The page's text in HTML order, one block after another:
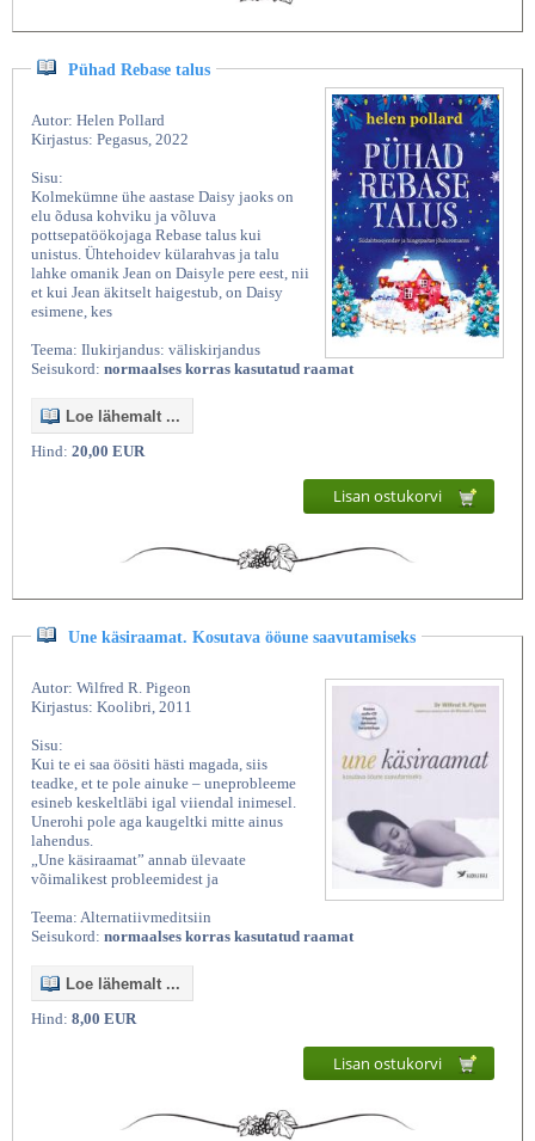
Pühad Rebase talus
Autor: Helen Pollard
Kirjastus: Pegasus, 2022
Sisu:
Kolmekümne ühe aastase Daisy jaoks on
elu õdusa kohviku ja võluva
pottsepatöökojaga Rebase talus kui
unistus. Ühtehoidev külarahvas ja talu
lahke omanik Jean on Daisyle pere eest, nii
et kui Jean äkitselt haigestub, on Daisy
esimene, kes
Teema: Ilukirjandus: väliskirjandus
Seisukord: normaalses korras kasutatud raamat
Loe lähemalt ...
Hind: 20,00 EUR
Lisan ostukorvi
Une käsiraamat. Kosutava ööune saavutamiseks
Autor: Wilfred R. Pigeon
Kirjastus: Koolibri, 2011
Sisu:
Kui te ei saa öösiti hästi magada, siis
teadke, et te pole ainuke – uneprobleeme
esineb keskeltläbi igal viiendal inimesel.
Unerohi pole aga kaugeltki mitte ainus
lahendus.
„Une käsiraamat” annab ülevaate
võimalikest probleemidest ja
Teema: Alternatiivmeditsiin
Seisukord: normaalses korras kasutatud raamat
Loe lähemalt ...
Hind: 8,00 EUR
Lisan ostukorvi